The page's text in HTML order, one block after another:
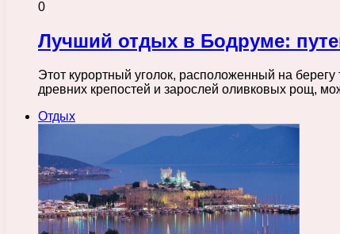
0
Лучший отдых в Бодруме:
Этот курортный уголок, расположенный на
древних крепостей и зарослей оливковых рощ,
Отдых